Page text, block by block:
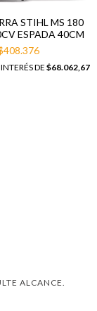
STIHL MS 180
ESPADA 40CM
DE$68.062,67
ALCANCE.